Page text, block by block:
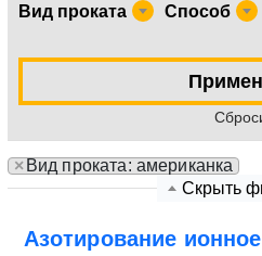
Вид проката Способ
× Вид проката: американка
Скрыть
Азотирование
* - обязательные поля для
Прикрепить файл (до 20
Отправить
Нажимая на кнопку